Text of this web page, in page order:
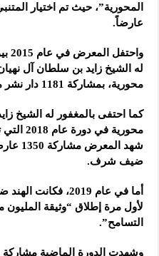
عارضاً.
له الشيخ زايد بن سلطان آل
محورية، بمشاركة 1181 دار نشر من 63 دولة.
كما احتفى بالمغفور له الشيخ
محورية
ضيف شرف.
أما في عام 2019،
لأول مرة إطلاق “وثيقة المليون
التسامح”.